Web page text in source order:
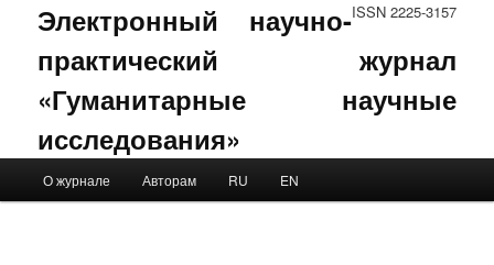
ISSN 2225-3157
Электронный научно-
практический журнал
«Гуманитарные научные
исследования»
Skip to primary content
Skip to secondary content
О журнале Авторам RU EN